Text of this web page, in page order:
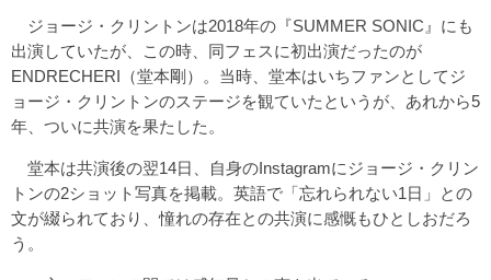
ジョージ・クリントンは2018年の『SUMMER SONIC』にも
出演していたが、この時、同フェスに初出演だったのが
ENDRECHERI（堂本剛）。当時、堂本はいちファンとしてジ
ョージ・クリントンのステージを観ていたというが、あれから5
年、ついに共演を果たした。
堂本は共演後の翌14日、自身のInstagramにジョージ・クリン
トンの2ショット写真を掲載。英語で「忘れられない1日」との
文が綴られており、憧れの存在との共演に感慨もひとしおだろ
う。